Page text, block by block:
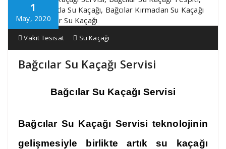
1
May, 2020
Vakit Tesisat Su Kaçağı
Bağcılar Su Kaçağı Servisi
Bağcılar Su Kaçağı Servisi
Bağcılar Su Kaçağı Servisi teknolojinin
gelişmesiyle birlikte artık su kaçağı